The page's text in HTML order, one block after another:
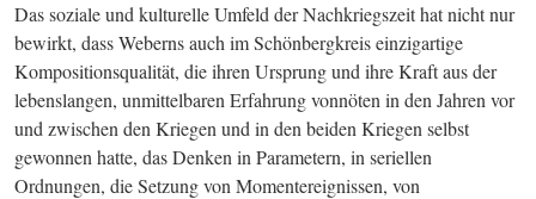
Das soziale und kulturelle Umfeld der Nachkriegszeit hat nicht nur
bewirkt, dass Weberns auch im Schönbergkreis einzigartige
Kompositionsqualität, die ihren Ursprung und ihre Kraft aus der
lebenslangen, unmittelbaren Erfahrung vonnöten in den Jahren vor
und zwischen den Kriegen und in den beiden Kriegen selbst
gewonnen hatte, das Denken in Parametern, in seriellen
Ordnungen, die Setzung von Momentereignissen, von